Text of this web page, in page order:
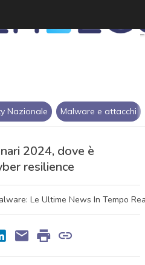
Nazionale Malware e attacchi
2024, dove è
resilience
Le Ultime News In Tempo